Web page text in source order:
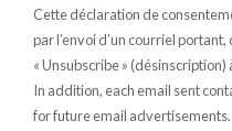
Cette déclaration de
par l’envoi d’un courriel
« Unsubscribe » (désinscription)
In addition, each email sent
for future email advertisements.